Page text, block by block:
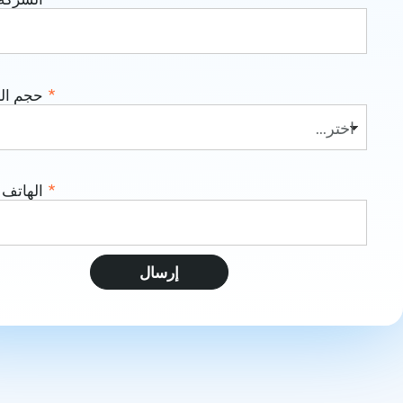
* حجم
* الهاتف
إرسال